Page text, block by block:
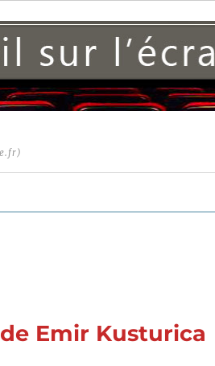
Emir Kusturica